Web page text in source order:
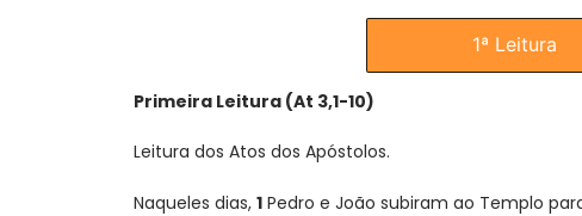
1ª Leitura
Primeira Leitura (At 3,1-10)
Leitura dos Atos dos Apóstolos.
Naqueles dias, 1 Pedro e João subiram ao Templo